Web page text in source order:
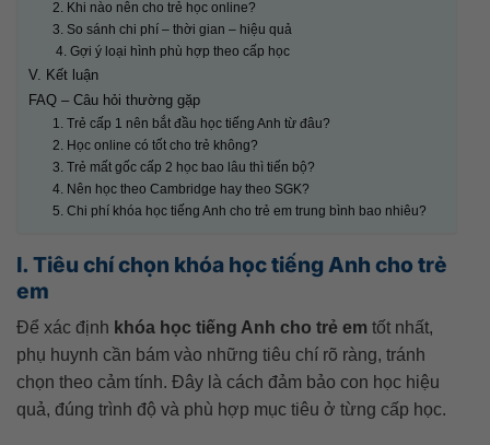
2. Khi nào nên cho trẻ học online?
3. So sánh chi phí – thời gian – hiệu quả
4. Gợi ý loại hình phù hợp theo cấp học
V. Kết luận
FAQ – Câu hỏi thường gặp
1. Trẻ cấp 1 nên bắt đầu học tiếng Anh từ đâu?
2. Học online có tốt cho trẻ không?
3. Trẻ mất gốc cấp 2 học bao lâu thì tiến bộ?
4. Nên học theo Cambridge hay theo SGK?
5. Chi phí khóa học tiếng Anh cho trẻ em trung bình bao nhiêu?
I. Tiêu chí chọn khóa học tiếng Anh cho trẻ
em
Để xác định khóa học tiếng Anh cho trẻ em tốt nhất,
phụ huynh cần bám vào những tiêu chí rõ ràng, tránh
chọn theo cảm tính. Đây là cách đảm bảo con học hiệu
quả, đúng trình độ và phù hợp mục tiêu ở từng cấp học.